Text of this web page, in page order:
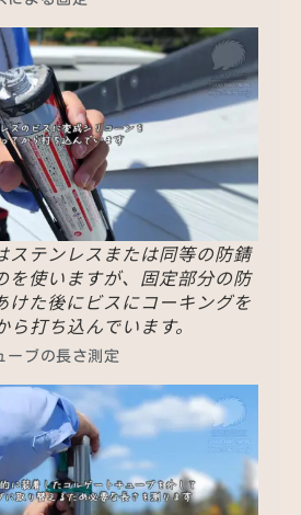
ステンレスまたは同等の防錆
を使いますが、固定部分の防
けた後にビスにコーキングを
ら打ち込んでいます。
ーブの長さ測定